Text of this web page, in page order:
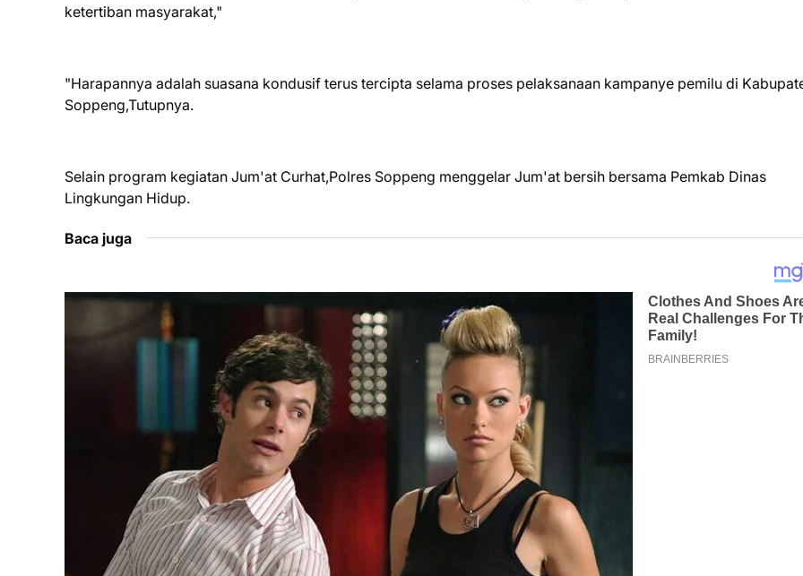
ketertiban masyarakat,"
"Harapannya adalah suasana kondusif terus tercipta selama proses pelaksanaan kampanye pemilu di
Soppeng,Tutupnya.
Selain program kegiatan Jum'at Curhat,Polres Soppeng menggelar Jum'at bersih bersama Pemkab Dinas
Lingkungan Hidup.
Baca juga